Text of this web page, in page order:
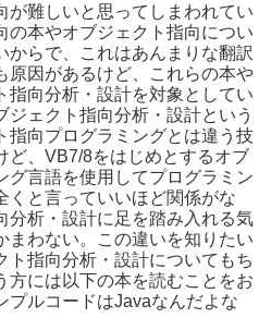
が難しいと思ってしまわれてい
の本やオブジェクト指向につい
からで、これはあんまりな翻訳
原因があるけど、これらの本や
指向分析・設計を対象としてい
ジェクト指向分析・設計という
指向プログラミングとは違う技
ど、VB7/8をはじめとするオブ
グ言語を使用してプログラミン
くと言っていいほど関係がな
分析・設計に足を踏み入れる気
まわない。この違いを知りたい
ト指向分析・設計についてもち
方には以下の本を読むことをお
プルコードはJavaなんだよな